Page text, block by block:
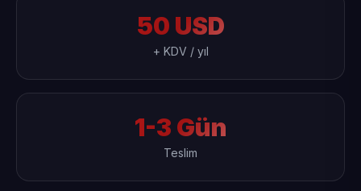
50 USD
+ KDV / yıl
1-3 Gün
Teslim